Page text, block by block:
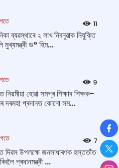
11
ব্যৱস্থাৰে ২ লাখ নিবনুৱাক নিযুক্তি
মুখ্যমন্ত্ৰী ড° হিম...
9
হোৱা সমগ্ৰ শিক্ষাৰ শিক্ষক-
দৰমহা প্ৰদানত কোনো সম...
7
দিৱস উপলক্ষে জনসাধাৰণক হস্ততাঁত
প্ৰধানমন্ত্ৰী ...